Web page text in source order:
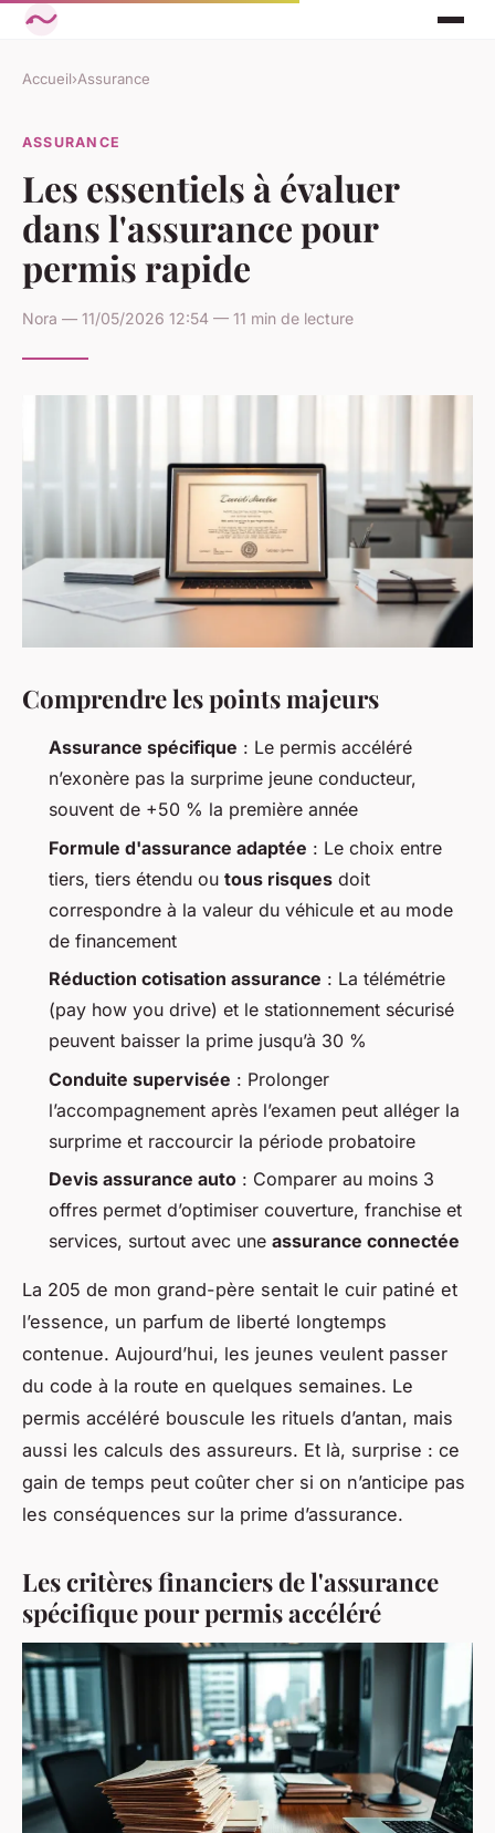
Accueil›Assurance
ASSURANCE
Les essentiels à évaluer
dans l'assurance pour
permis rapide
Nora — 11/05/2026 12:54 — 11 min de lecture
Comprendre les points majeurs
Assurance spécifique : Le permis accéléré
n’exonère pas la surprime jeune conducteur,
souvent de +50 % la première année
Formule d'assurance adaptée : Le choix entre
tiers, tiers étendu ou tous risques doit
correspondre à la valeur du véhicule et au mode
de financement
Réduction cotisation assurance : La télémétrie
(pay how you drive) et le stationnement sécurisé
peuvent baisser la prime jusqu’à 30 %
Conduite supervisée : Prolonger
l’accompagnement après l’examen peut alléger la
surprime et raccourcir la période probatoire
Devis assurance auto : Comparer au moins 3
offres permet d’optimiser couverture, franchise et
services, surtout avec une assurance connectée
La 205 de mon grand-père sentait le cuir patiné et
l’essence, un parfum de liberté longtemps
contenue. Aujourd’hui, les jeunes veulent passer
du code à la route en quelques semaines. Le
permis accéléré bouscule les rituels d’antan, mais
aussi les calculs des assureurs. Et là, surprise : ce
gain de temps peut coûter cher si on n’anticipe pas
les conséquences sur la prime d’assurance.
Les critères financiers de l'assurance
spécifique pour permis accéléré